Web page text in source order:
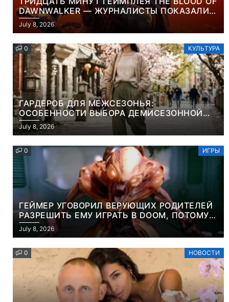
DAWNWALKER — ЖУРНАЛИСТЫ ПОКАЗАЛИ
НАЧАЛО НОВОЙ ИГРЫ ОТ ВЕТЕРАНОВ CD
PROJEKT RED
July 8, 2026
0 КУЛЬТУРА
ГАРДЕРОБ ДЛЯ МЕЖСЕЗОНЬЯ:
ОСОБЕННОСТИ ВЫБОРА ДЕМИСЕЗОННОЙ
ПАРКИ И ЭЛЕГАНТНОГО ЖЕНСКОГО ПЛАЩА
July 8, 2026
0 ИГРЫ
ГЕЙМЕР УГОВОРИЛ ВЕРУЮЩИХ РОДИТЕЛЕЙ
РАЗРЕШИТЬ ЕМУ ИГРАТЬ В DOOM, ПОТОМУ
ЧТО ЭТО ХРИСТИАНСКАЯ ИГРА ПРО
УБИЙСТВО ДЕМОНОВ
July 8, 2026
0 НОВОСТИ